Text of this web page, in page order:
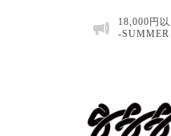
18,000円
-